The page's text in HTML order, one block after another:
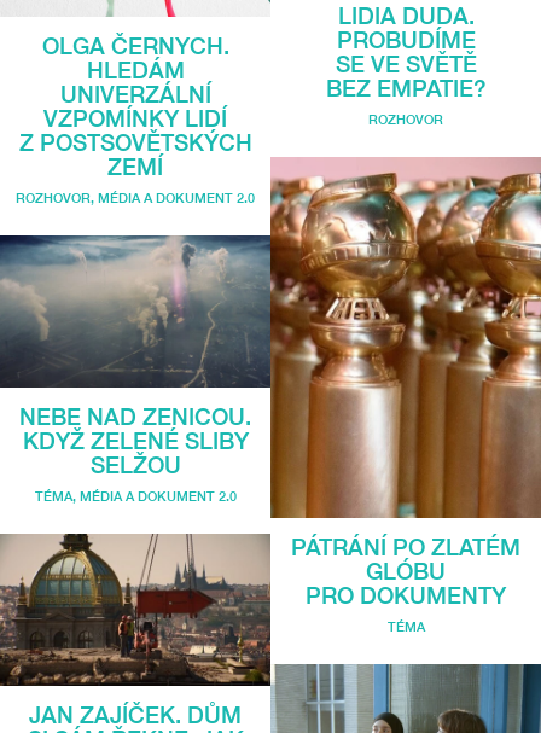
OLGA ČERNYCH.
HLEDÁM
UNIVERZÁLNÍ
VZPOMÍNKY LIDÍ
Z POSTSOVĚTSKÝCH
ZEMÍ
ROZHOVOR, MÉDIA A DOKUMENT 2.0
NEBE NAD ZENICOU.
KDYŽ ZELENÉ SLIBY
SELŽOU
TÉMA, MÉDIA A DOKUMENT 2.0
JAN ZAJÍČEK. DŮM
LIDIA DUDA.
PROBUDÍME
SE VE SVĚTĚ
BEZ EMPATIE?
ROZHOVOR
PÁTRÁNÍ PO ZLATÉM
GLÓBU
PRO DOKUMENTY
TÉMA